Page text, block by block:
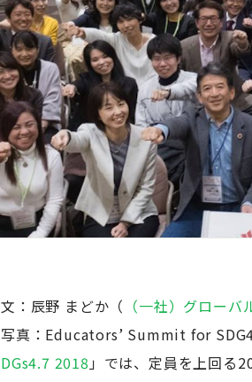
文：辰野 まどか（ （一社）グロー
写真：Educators’ Summit for
DGs4.7 2018」では、定員を上回る